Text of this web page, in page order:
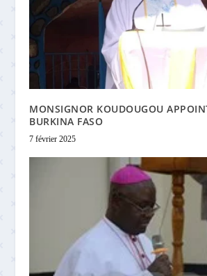
MONSIGNOR KOUDOUGOU
BURKINA FASO
7 février 2025